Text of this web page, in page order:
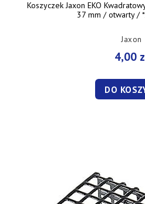
Koszyczek Jaxon EKO
37 mm / otwarty /
Jaxon
4,00
DO